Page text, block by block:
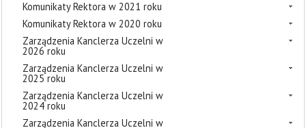
Komunikaty Rektora w 2021 roku
Komunikaty Rektora w 2020 roku
Zarządzenia Kanclerza Uczelni w
2026 roku
Zarządzenia Kanclerza Uczelni w
2025 roku
Zarządzenia Kanclerza Uczelni w
2024 roku
Zarządzenia Kanclerza Uczelni w